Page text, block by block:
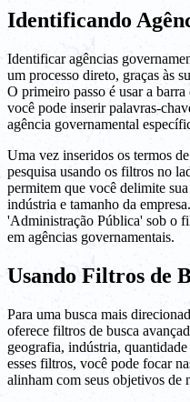
Identificando
Identificar agências
um processo direto, graças às
O primeiro passo é usar a
você pode inserir palavras-
agência governamental
Uma vez inseridos os termos
pesquisa usando os filtros no
permitem que você delimite
indústria e tamanho da
'Administração Pública' sob o
em agências governamentais.
Usando Filtros de
Para uma busca mais
oferece filtros de busca
geografia, indústria,
esses filtros, você pode focar
alinham com seus objetivos de